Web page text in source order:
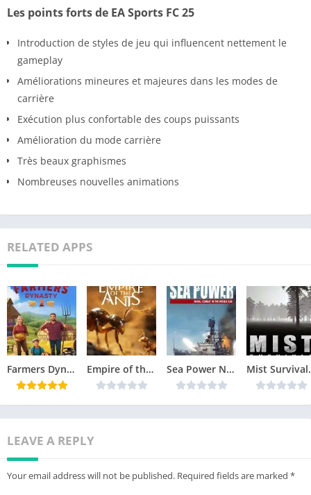
Les points forts de EA Sports FC 25
Introduction de styles de jeu qui influencent nettement le
gameplay
Améliorations mineures et majeures dans les modes de
carrière
Exécution plus confortable des coups puissants
Amélioration du mode carrière
Très beaux graphismes
Nombreuses nouvelles animations
RELATED APPS
Farmers Dynasty 2 Télécharger jeu PC Empire of the Ants Télécharger jeu PC Sea Power Naval Combat in the Missile Age Télécharger jeu PC Mist
LEAVE A REPLY
Your email address will not be published. Required fields are marked *